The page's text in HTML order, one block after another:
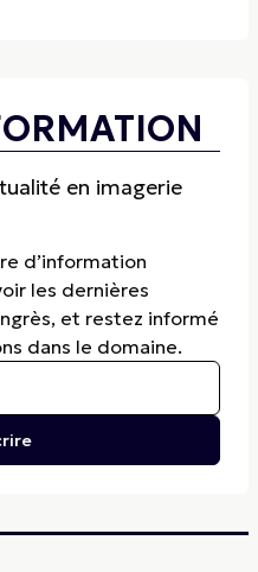
en imagerie
d’information
les dernières
et restez informé
dans le domaine.